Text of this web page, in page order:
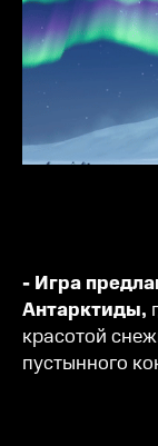
- Игра
Антарктиды,
красотой
пустынного